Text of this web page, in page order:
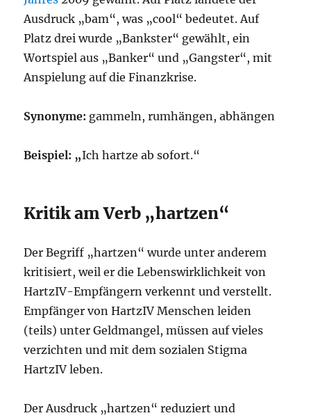
Ausdruck „bam“, was „cool“ bedeutet. Auf
Platz drei wurde „Bankster“ gewählt, ein
Wortspiel aus „Banker“ und „Gangster“, mit
Anspielung auf die Finanzkrise.
Synonyme: gammeln, rumhängen, abhängen
Beispiel: „Ich hartze ab sofort.“
Kritik am Verb „hartzen“
Der Begriff „hartzen“ wurde unter anderem
kritisiert, weil er die Lebenswirklichkeit von
HartzIV-Empfängern verkennt und verstellt.
Empfänger von HartzIV Menschen leiden
(teils) unter Geldmangel, müssen auf vieles
verzichten und mit dem sozialen Stigma
HartzIV leben.
Der Ausdruck „hartzen“ reduziert und